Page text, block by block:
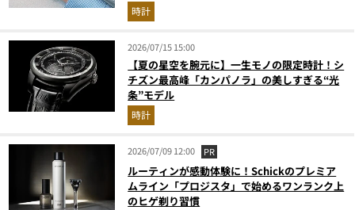
時計
2026/07/15 15:00
【夏の星空を腕元に】一生モノの限定時計！シ
チズン最高峰「カンパノラ」の美しすぎる“光
条”モデル
時計
2026/07/09 12:00 PR
ルーティンが感動体験に！Schickのプレミア
ムライン「プロジスタ」で始めるワンランク上
のヒゲ剃り習慣